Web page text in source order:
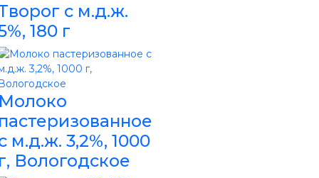
с м.д.ж.
180 г
м.д.ж. 3,2%, 1000
Вологодское